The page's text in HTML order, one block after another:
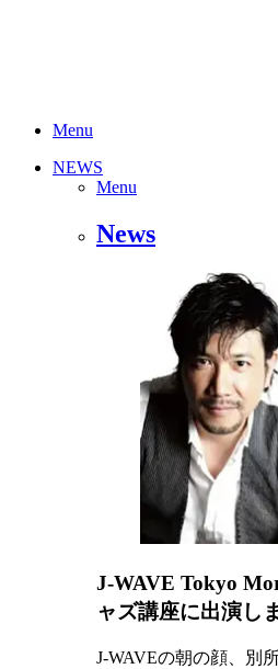
Menu
NEWS
Menu
News
J-WAVE Tokyo
ャズ講座に出演し
J-WAVEの朝の顔、別